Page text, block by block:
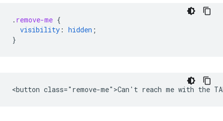
. remove-me {
visibility : hidden ;
}